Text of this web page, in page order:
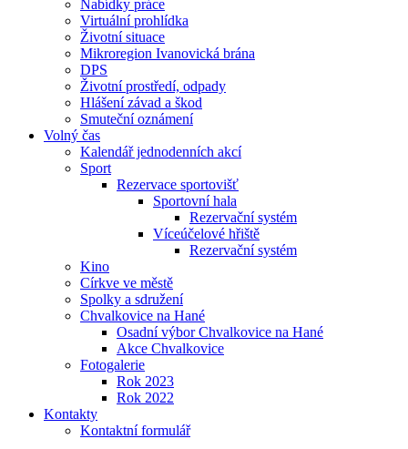
Nabídky práce
Virtuální prohlídka
Životní situace
Mikroregion Ivanovická brána
DPS
Životní prostředí, odpady
Hlášení závad a škod
Smuteční oznámení
Volný čas
Kalendář jednodenních akcí
Sport
Rezervace sportovišť
Sportovní hala
Rezervační systém
Víceúčelové hřiště
Rezervační systém
Kino
Církve ve městě
Spolky a sdružení
Chvalkovice na Hané
Osadní výbor Chvalkovice na Hané
Akce Chvalkovice
Fotogalerie
Rok 2023
Rok 2022
Kontakty
Kontaktní formulář